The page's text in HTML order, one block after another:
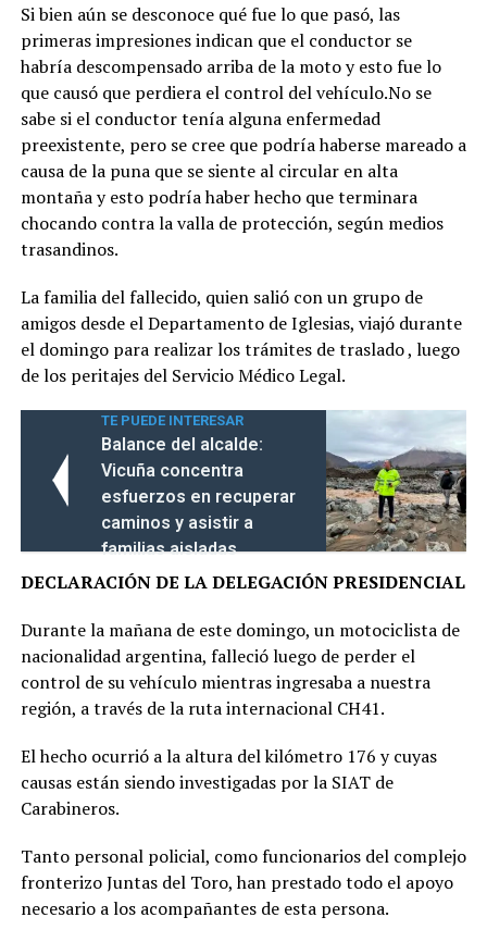
Si bien aún se desconoce qué fue lo que pasó, las
primeras impresiones indican que el conductor se
habría descompensado arriba de la moto y esto fue lo
que causó que perdiera el control del vehículo.No se
sabe si el conductor tenía alguna enfermedad
preexistente, pero se cree que podría haberse mareado a
causa de la puna que se siente al circular en alta
montaña y esto podría haber hecho que terminara
chocando contra la valla de protección, según medios
trasandinos.
La familia del fallecido, quien salió con un grupo de
amigos desde el Departamento de Iglesias, viajó durante
el domingo para realizar los trámites de traslado , luego
de los peritajes del Servicio Médico Legal.
TE PUEDE INTERESAR
Balance del alcalde:
Vicuña concentra
esfuerzos en recuperar
caminos y asistir a
familias aisladas
DECLARACIÓN DE LA DELEGACIÓN PRESIDENCIAL
Durante la mañana de este domingo, un motociclista de
nacionalidad argentina, falleció luego de perder el
control de su vehículo mientras ingresaba a nuestra
región, a través de la ruta internacional CH41.
El hecho ocurrió a la altura del kilómetro 176 y cuyas
causas están siendo investigadas por la SIAT de
Carabineros.
Tanto personal policial, como funcionarios del complejo
fronterizo Juntas del Toro, han prestado todo el apoyo
necesario a los acompañantes de esta persona.